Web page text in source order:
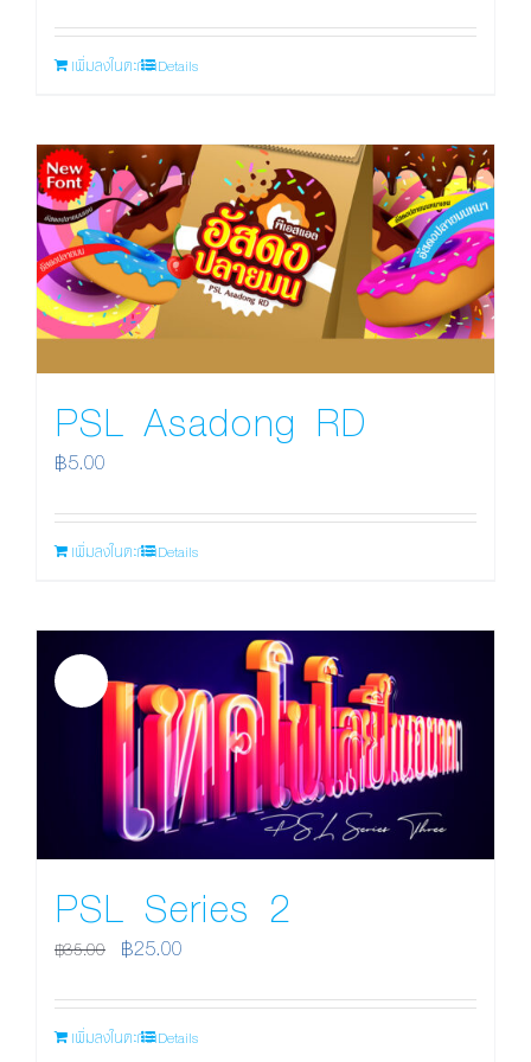
เพิ่มลงในตะกร้าDetails
PSL Asadong RD
฿5.00
เพิ่มลงในตะกร้าDetails
PSL Series 2
฿35.00
Original
was:
฿35.00.
฿25.00Current
is:
฿25.00.
เพิ่มลงในตะกร้าDetails